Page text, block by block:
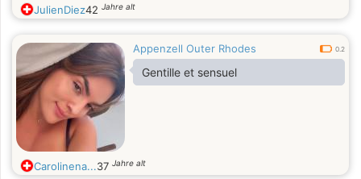
JulienDiez42 Jahre alt
Appenzell Outer Rhodes 0.2
Gentille et sensuel
Carolinena...37 Jahre alt